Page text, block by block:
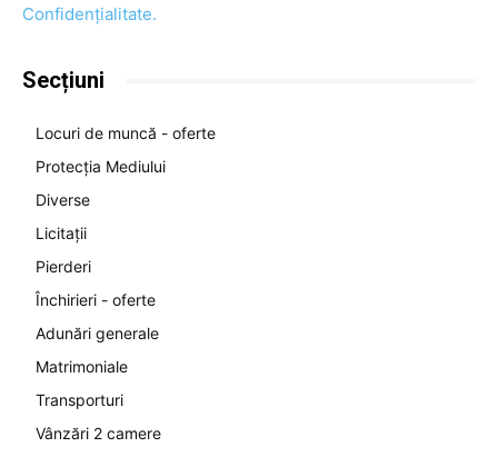
Confidențialitate.
Secțiuni
Locuri de muncă - oferte
Protecția Mediului
Diverse
Licitații
Pierderi
Închirieri - oferte
Adunări generale
Matrimoniale
Transporturi
Vânzări 2 camere